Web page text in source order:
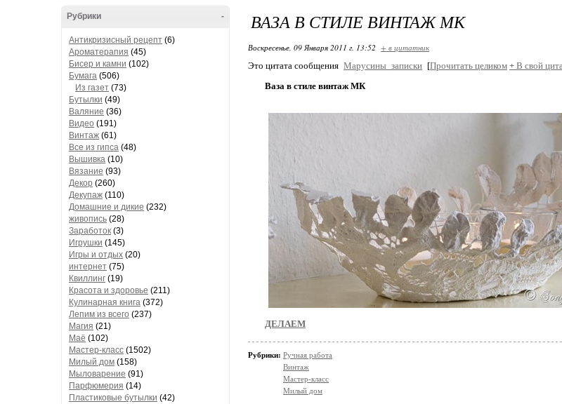
-
Рубрики
Антикризисный рецепт (6)
Ароматерапия (45)
Бисер и камни (102)
Бумага (506)
Из газет (73)
Бутылки (49)
Валяние (36)
Видео (191)
Винтаж (61)
Все из гипса (48)
Вышивка (10)
Вязание (93)
Декор (260)
Декупаж (110)
Домашние и дикие (232)
живопись (28)
Заработок (3)
Игрушки (145)
Игры и отдых (20)
интернет (75)
Квиллинг (19)
Красота и здоровье (211)
Кулинарная книга (372)
Лепим из всего (237)
Магия (21)
Маё (102)
Мастер-класс (1502)
Милый дом (158)
Мыловарение (91)
Парфюмерия (14)
Пластиковые бутылки (42)
ВАЗА В СТИЛЕ ВИНТАЖ МК
Воскресенье, 09 Января 2011 г. 13:52 + в цитатник
Это цитата сообщения Марусины_записки [Прочитать целиком + В свой
Ваза в стиле винтаж МК
ДЕЛАЕМ
Рубрики: Ручная работа
Винтаж
Мастер-класс
Милый дом